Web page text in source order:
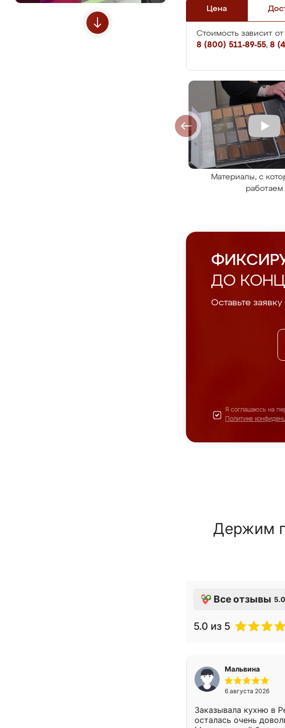
Цена
Стоимость зависит от
8 (800) 511-89-55, 8
Материалы, с
работаем
ДО
Оставьте
Я соглашаюсь на
Политике
Держим
Все отзывы 5.0
5.0 из 5
Мальвина
6 августа 2026
Заказывала кухню в
осталась очень